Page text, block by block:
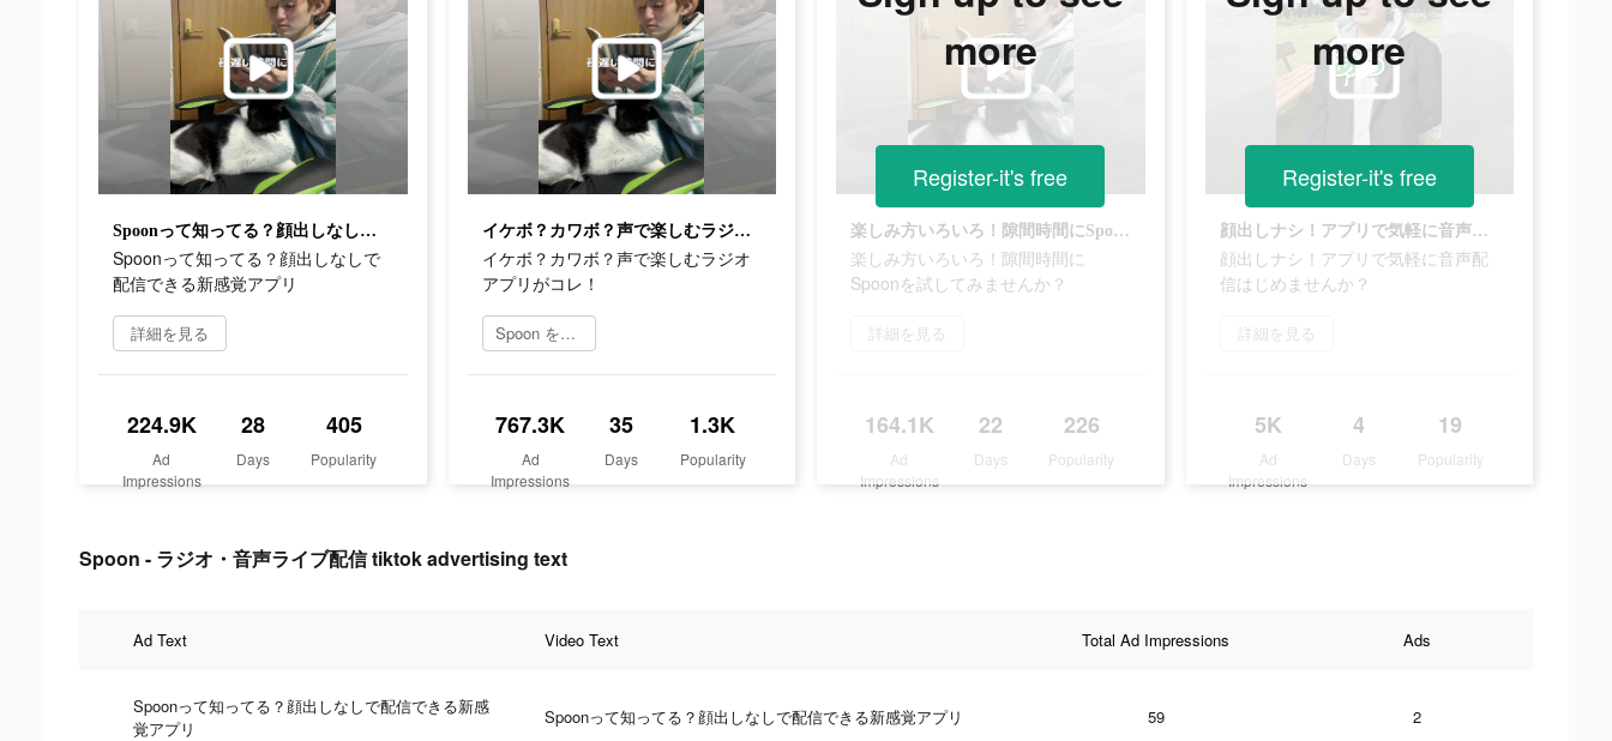
Spoonって知ってる？顔出しなしで配信できる新感覚アプリ
Spoonって知ってる？顔出しなしで
配信できる新感覚アプリ
詳細を見る
224.9K
Ad
Impressions
28
Days
405
Popularity
イケボ？カワボ？声で楽しむラジオアプリがコレ！
イケボ？カワボ？声で楽しむラジオ
アプリがコレ！
Spoon をダウンロード
767.3K
Ad
Impressions
35
Days
1.3K
Popularity
楽しみ方いろいろ！隙間時間にSpoonを試してみませんか？
楽しみ方いろいろ！隙間時間に
Spoonを試してみませんか？
詳細を見る
164.1K
Ad
Impressions
22
Days
226
Popularity
more
Register-it's free
顔出しナシ！アプリで気軽に音声配信はじめませんか？
顔出しナシ！アプリで気軽に音声配
信はじめませんか？
詳細を見る
5K
Ad
Impressions
4
Days
19
Popularity
more
Register-it's free
Spoon - ラジオ・音声ライブ配信 tiktok advertising text
Ad Text Video Text Total Ad Impressions Ads
Spoonって知ってる？顔出しなしで配信できる新感
覚アプリ
Spoonって知ってる？顔出しなしで配信できる新感覚アプリ 59 2